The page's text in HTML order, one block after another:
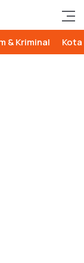
& Kriminal Kota